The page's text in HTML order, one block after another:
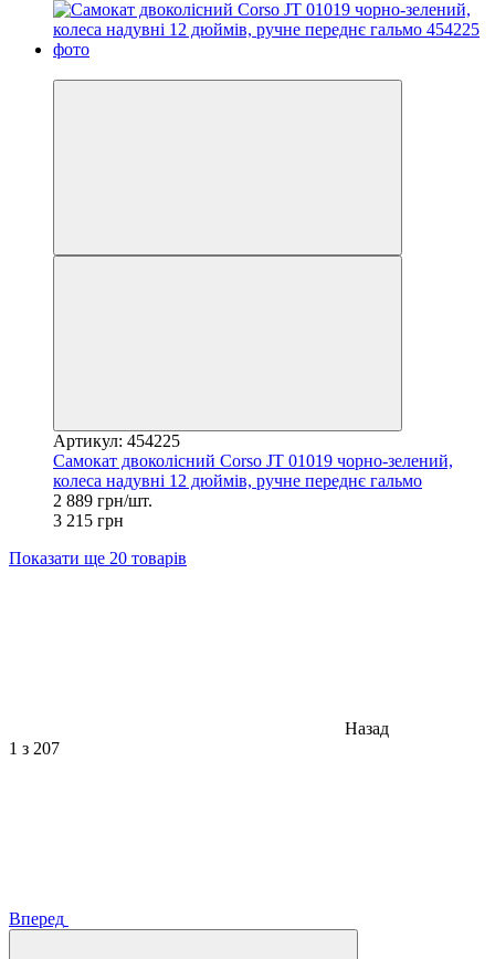
Артикул: 454225
Самокат двоколісний Corso JT 01019 чорно-зелений,
колеса надувні 12 дюймів, ручне переднє гальмо
2 889 грн/шт.
3 215 грн
Показати ще 20 товарів
Назад
1 з 207
Вперед